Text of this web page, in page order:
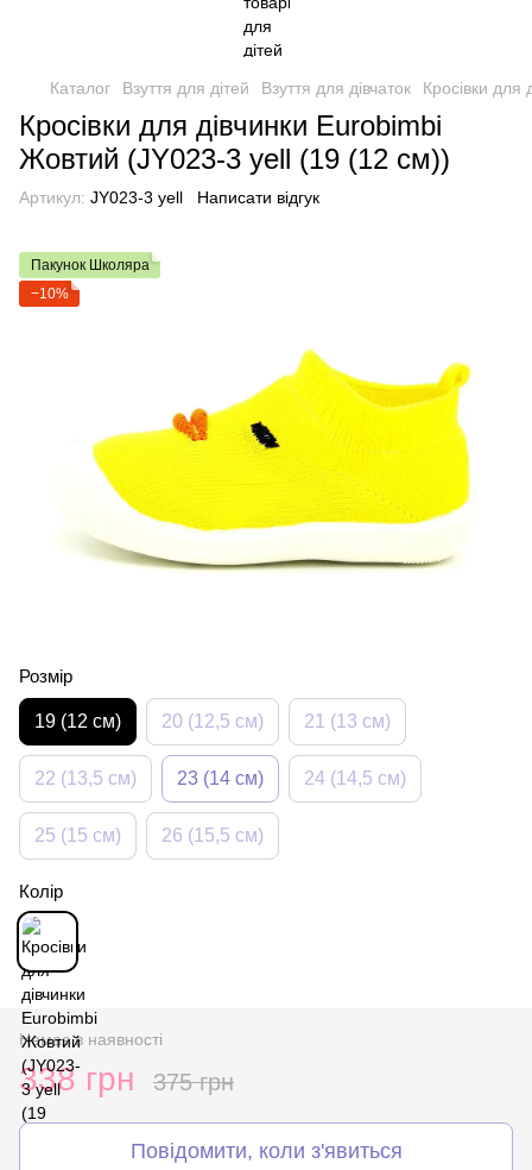
Каталог Взуття для дітей Взуття для дівчаток Кросівки для
Кросівки для дівчинки Eurobimbi
Жовтий (JY023-3 yell (19 (12 см))
Артикул: JY023-3 yell Написати відгук
Пакунок Школяра
−10%
Розмір
19 (12 см) 20 (12,5 см) 21 (13 см)
22 (13,5 см) 23 (14 см) 24 (14,5 см)
25 (15 см) 26 (15,5 см)
Колір
Немає в наявності
338 грн 375 грн
Повідомити, коли з'явиться